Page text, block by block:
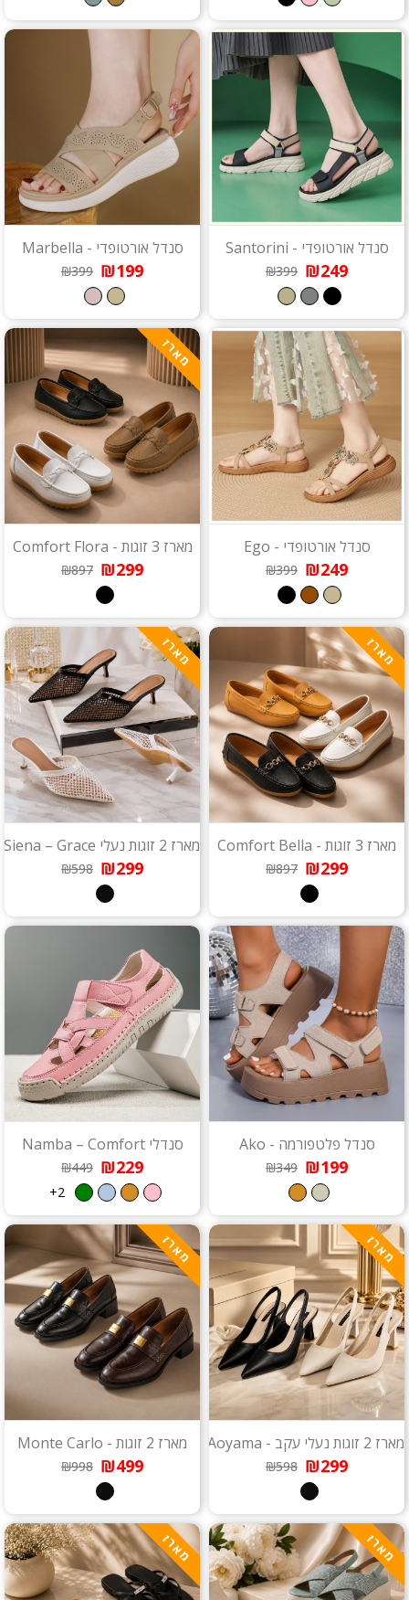
סנדל אורטופדי - Santorini
₪249
₪399
סנדל אורטופדי - Marbella
₪199
₪399
סנדל אורטופדי - Ego
₪249
₪399
מארז
מארז 3 זוגות - Comfort Flora
₪299
₪897
מארז
מארז 3 זוגות - Comfort Bella
₪299
₪897
מארז
מארז 2 זוגות נעלי Siena – Grace
₪299
₪598
סנדל פלטפורמה - Ako
₪199
₪349
סנדלי Namba – Comfort
₪229
₪449
2+
מארז
מארז 2 זוגות נעלי עקב - Aoyama
₪299
₪598
מארז
מארז 2 זוגות - Monte Carlo
₪499
₪998
מארז מארז